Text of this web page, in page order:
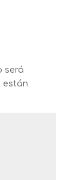
será
están